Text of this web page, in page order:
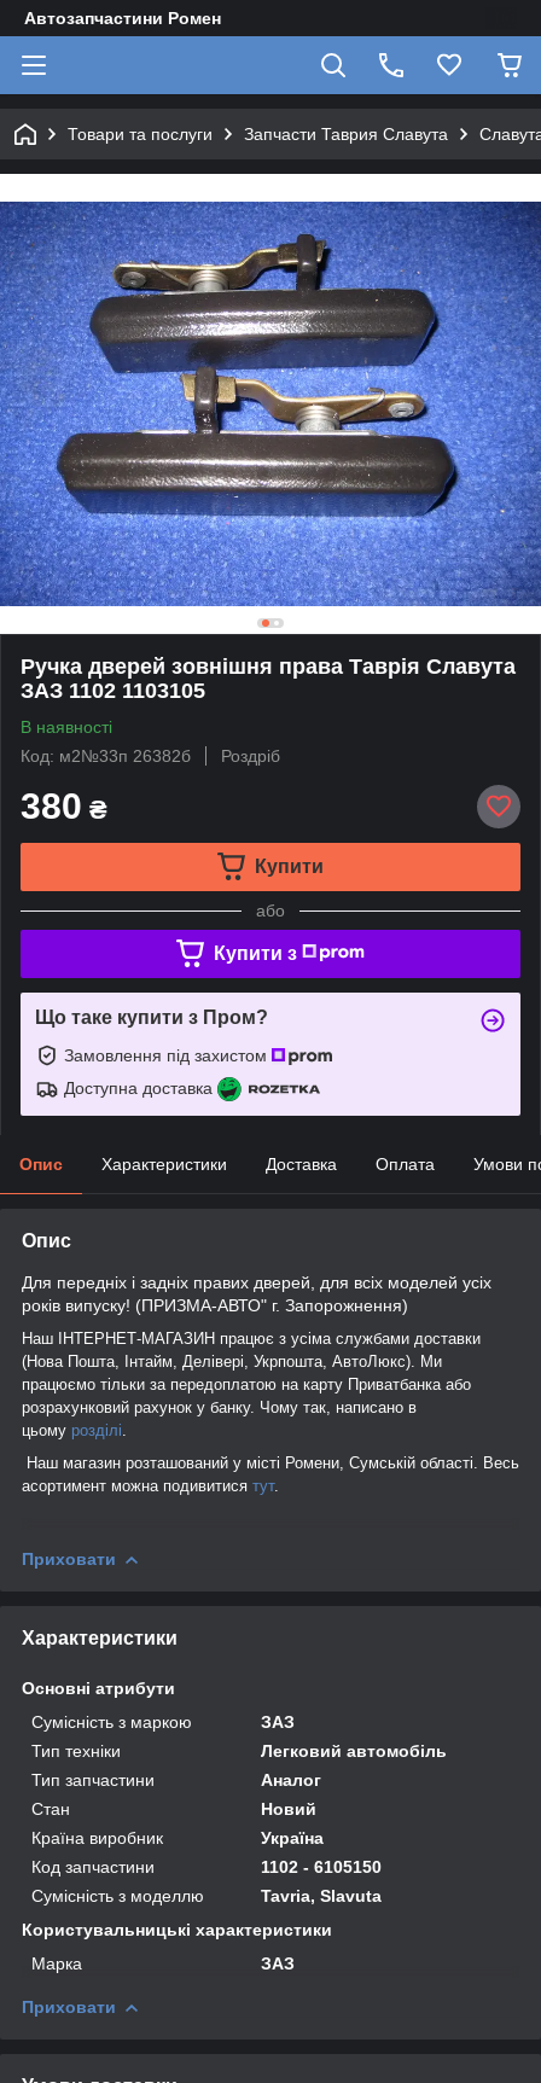
Автозапчастини Ромен
Товари та послуги Запчасти Таврия Славута
Ручка дверей зовнішня права Таврія Славута
ЗАЗ 1102 1103105
В наявності
Код: м2№33п 26382б
Роздріб
380 ₴
Купити
або
Купити з
Що таке купити з Пром?
Замовлення під захистом
Доступна доставка
Опис Характеристики Доставка Оплата Умови
Опис
Для передніх і задніх правих дверей, для всіх моделей усіх
років випуску! (ПРИЗМА-АВТО" г. Запорожнення)
Наш ІНТЕРНЕТ-МАГАЗИН працює з усіма службами доставки
(Нова Пошта, Інтайм, Делівері, Укрпошта, АвтоЛюкс). Ми
працюємо тільки за передоплатою на карту Приватбанка або
розрахунковий рахунок у банку. Чому так, написано в
цьому розділі
Наш магазин розташований у місті Ромени, Сумській області. Весь
асортимент можна подивитися тут.
Приховати
Характеристики
Основні атрибути
Сумісність з маркою
ЗАЗ
Тип техніки
Легковий автомобіль
Тип запчастини
Аналог
Стан
Новий
Країна виробник
Україна
Код запчастини
1102 - 6105150
Сумісність з моделлю
Tavria, Slavuta
Користувальницькі характеристики
Марка
ЗАЗ
Приховати